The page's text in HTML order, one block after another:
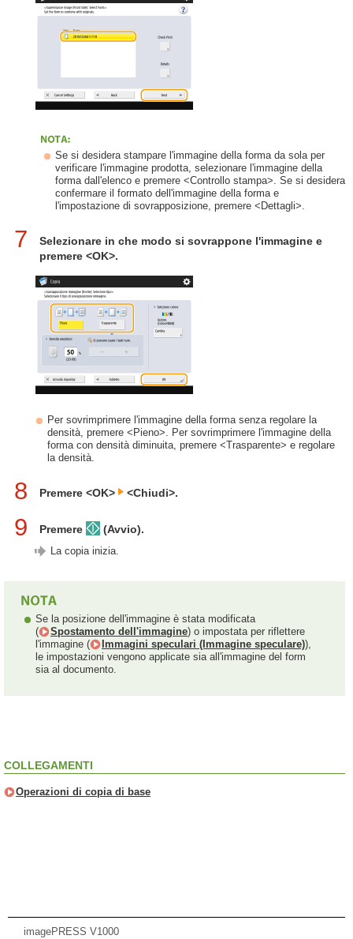
Se si desidera stampare l'immagine della forma da sola per
verificare l'immagine prodotta, selezionare l'immagine della
forma dall'elenco e premere <Controllo stampa>. Se si desidera
confermare il formato dell'immagine della forma e
l'impostazione di sovrapposizione, premere <Dettagli>.
7
Selezionare in che modo si sovrappone l'immagine e
premere <OK>.
Per sovrimprimere l'immagine della forma senza regolare la
densità, premere <Pieno>. Per sovrimprimere l'immagine della
forma con densità diminuita, premere <Trasparente> e regolare
la densità.
8 Premere <OK> <Chiudi>.
9 Premere (Avvio).
La copia inizia.
Se la posizione dell'immagine è stata modificata
(
Spostamento dell'immagine) o impostata per riflettere
l'immagine (
Immagini speculari (Immagine speculare)),
le impostazioni vengono applicate sia all'immagine del form
sia al documento.
COLLEGAMENTI
Operazioni di copia di base
imagePRESS V1000